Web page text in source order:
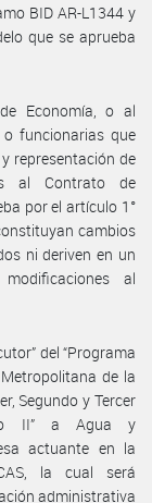
BID AR-L1344 y
que se aprueba
Economía, o al
funcionarias que
representación de
al Contrato de
por el artículo 1°
cambios
ni deriven en un
al
del “Programa
de la
Segundo y Tercer
II” a Agua y
actuante en la
la cual será
administrativa